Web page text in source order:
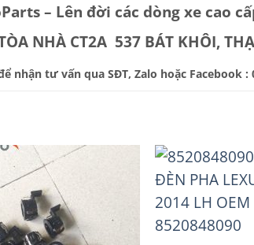
– Lên đời các dòng xe cao
NHÀ CT2A 537 BÁT KHÔI,
nhận tư vấn qua SĐT, Zalo hoặc Facebook :